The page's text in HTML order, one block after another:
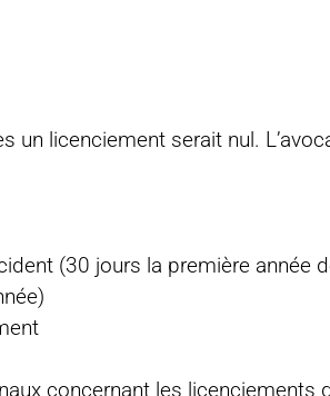
un licenciement serait nul.
(30 jours la première année
concernant les licenciements